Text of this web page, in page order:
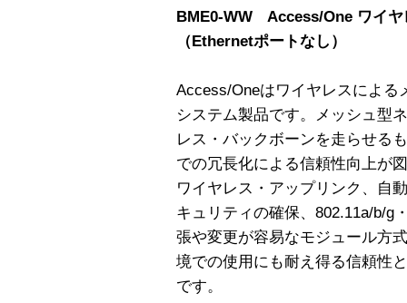
BME0-WW Access/One ワイヤ
（Ethernetポートなし）
Access/Oneはワイヤレスによる
システム製品です。メッシュ型
レス・バックボーンを走らせる
での冗長化による信頼性向上が
ワイヤレス・アップリンク、自
キュリティの確保、802.11a/b/g
張や変更が容易なモジュール方
境での使用にも耐え得る信頼性
です。